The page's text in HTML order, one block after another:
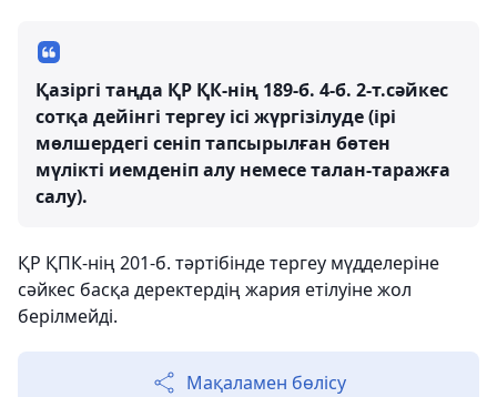
Қазіргі таңда ҚР ҚК-нің 189-б. 4-б. 2-т.сәйкес
сотқа дейінгі тергеу ісі жүргізілуде (ірі
мөлшердегі сенiп тапсырылған бөтен
мүлiктi иемденiп алу немесе талан-таражға
салу).
ҚР ҚПК-нің 201-б. тәртібінде тергеу мүдделеріне
сәйкес басқа деректердің жария етілуіне жол
берілмейді.
Мақаламен бөлісу